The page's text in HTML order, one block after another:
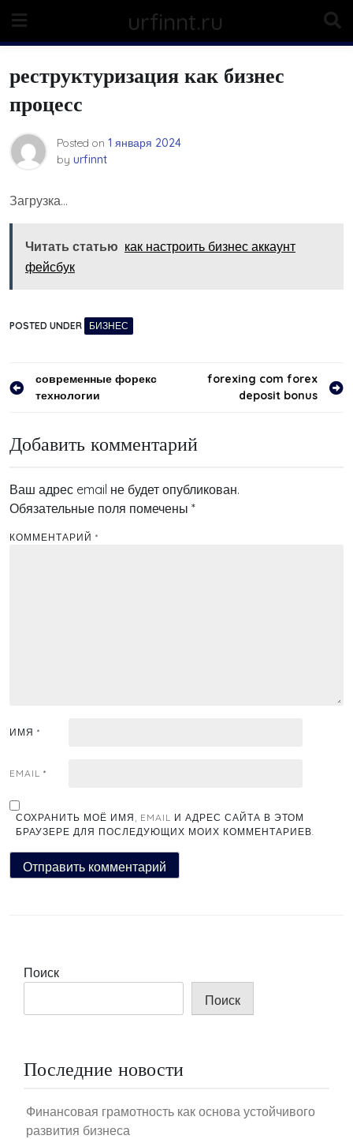
content
urfinnt.ru
реструктуризация как бизнес
процесс
Posted on 1 января 2024
by urfinnt
Загрузка…
Читать статью как настроить бизнес аккаунт
фейсбук
POSTED UNDER БИЗНЕС
Навигация
современные форекс
технологии
forexing com forex
deposit bonus
Добавить комментарий
Ваш адрес email не будет опубликован.
Обязательные поля помечены *
КОММЕНТАРИЙ *
ИМЯ *
EMAIL *
СОХРАНИТЬ МОЁ ИМЯ, EMAIL И АДРЕС САЙТА В ЭТОМ
БРАУЗЕРЕ ДЛЯ ПОСЛЕДУЮЩИХ МОИХ КОММЕНТАРИЕВ.
Поиск
Поиск
Последние новости
Финансовая грамотность как основа устойчивого
развития бизнеса